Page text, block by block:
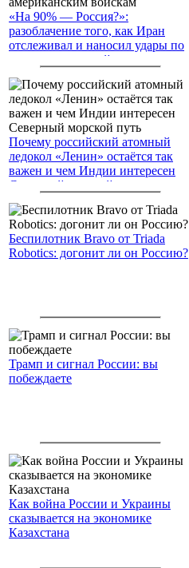
«На 90% — Россия?»:
разоблачение того, как Иран
отслеживал и наносил удары по
американским войскам
Почему российский атомный
ледокол «Ленин» остаётся так
важен и чем Индии интересен
Северный морской путь
Беспилотник Bravo от Triada
Robotics: догонит ли он Россию?
Трамп и сигнал России: вы
побеждаете
Как война России и Украины
сказывается на экономике
Казахстана